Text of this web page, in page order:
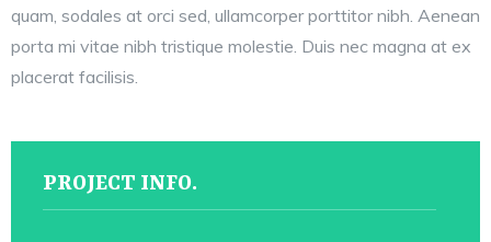
quam, sodales at orci sed, ullamcorper porttitor nibh. Aenean
porta mi vitae nibh tristique molestie. Duis nec magna at ex
placerat facilisis.
PROJECT INFO.